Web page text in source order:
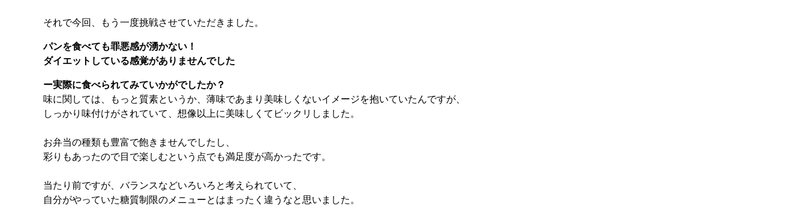
それで今回、もう一度挑戦させていただきました。
パンを食べても罪悪感が湧かない！
ダイエットしている感覚がありませんでした
ー実際に食べられてみていかがでしたか？
味に関しては、もっと質素というか、薄味であまり美味しくないイメージを抱いていたんですが、
しっかり味付けがされていて、想像以上に美味しくてビックリしました。
お弁当の種類も豊富で飽きませんでしたし、
彩りもあったので目で楽しむという点でも満足度が高かったです。
当たり前ですが、バランスなどいろいろと考えられていて、
自分がやっていた糖質制限のメニューとはまったく違うなと思いました。